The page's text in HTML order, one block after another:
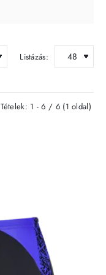
Listázás:
Tételek: 1 - 6 / 6 (1 oldal)